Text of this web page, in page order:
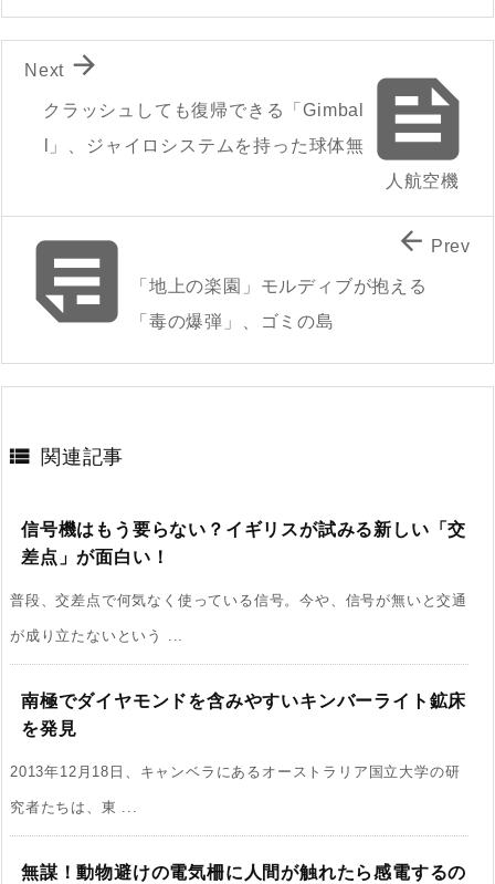

クラッシュしても復帰できる「Gimbal
l」、ジャイロシステムを持った球体無
人航空機

Next

「地上の楽園」モルディブが抱える
「毒の爆弾」、ゴミの島
 Prev
 関連記事
信号機はもう要らない？イギリスが試みる新しい「交
差点」が面白い！
普段、交差点で何気なく使っている信号。今や、信号が無いと交通
が成り立たないという ...
南極でダイヤモンドを含みやすいキンバーライト鉱床
を発見
2013年12月18日、キャンベラにあるオーストラリア国立大学の研
究者たちは、東 ...
無謀！動物避けの電気柵に人間が触れたら感電するの